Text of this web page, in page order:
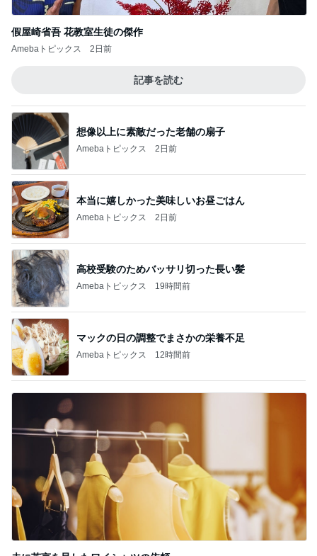
假屋崎省吾 花教室生徒の傑作
Amebaトピックス 2日前
記事を読む
想像以上に素敵だった老舗の扇子
Amebaトピックス 2日前
本当に嬉しかった美味しいお昼ごはん
Amebaトピックス 2日前
高校受験のためバッサリ切った長い髪
Amebaトピックス 19時間前
マックの日の調整でまさかの栄養不足
Amebaトピックス 12時間前